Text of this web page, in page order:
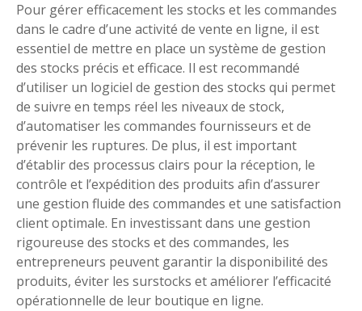
Pour gérer efficacement les stocks et les commandes
dans le cadre d’une activité de vente en ligne, il est
essentiel de mettre en place un système de gestion
des stocks précis et efficace. Il est recommandé
d’utiliser un logiciel de gestion des stocks qui permet
de suivre en temps réel les niveaux de stock,
d’automatiser les commandes fournisseurs et de
prévenir les ruptures. De plus, il est important
d’établir des processus clairs pour la réception, le
contrôle et l’expédition des produits afin d’assurer
une gestion fluide des commandes et une satisfaction
client optimale. En investissant dans une gestion
rigoureuse des stocks et des commandes, les
entrepreneurs peuvent garantir la disponibilité des
produits, éviter les surstocks et améliorer l’efficacité
opérationnelle de leur boutique en ligne.